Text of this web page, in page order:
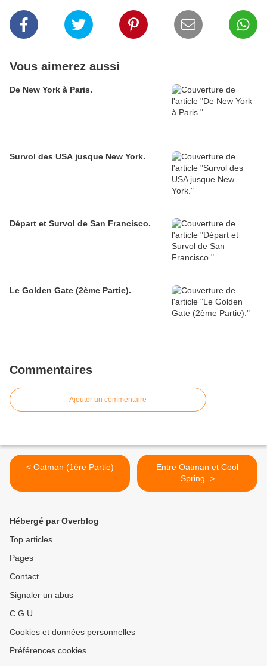
Vous aimerez aussi
De New York à Paris.
Survol des USA jusque New York.
Départ et Survol de San Francisco.
Le Golden Gate (2ème Partie).
Commentaires
Ajouter un commentaire
< Oatman (1ère Partie)
Entre Oatman et Cool
Spring. >
Hébergé par Overblog
Top articles
Pages
Contact
Signaler un abus
C.G.U.
Cookies et données personnelles
Préférences cookies